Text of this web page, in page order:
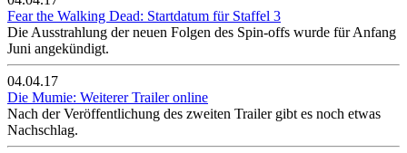
Fear the Walking Dead: Startdatum für Staffel 3
Die Ausstrahlung der neuen Folgen des Spin-offs wurde für Anfang
Juni angekündigt.
04.04.17
Die Mumie: Weiterer Trailer online
Nach der Veröffentlichung des zweiten Trailer gibt es noch etwas
Nachschlag.